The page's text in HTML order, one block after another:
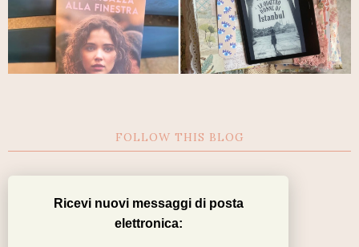
FOLLOW THIS BLOG
Ricevi nuovi messaggi di posta
elettronica: